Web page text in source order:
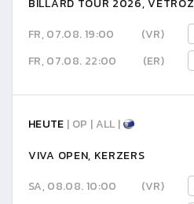
BILLARD TOUR 2026, VÉTROZ
FR, 07.08. 19:00
(VR)
FR, 07.08. 22:00
(ER)
HEUTE | OP | ALL |
VIVA OPEN, KERZERS
SA, 08.08. 10:00
(VR)